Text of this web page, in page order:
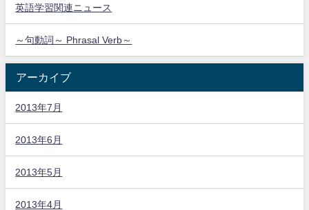
英語学習関連ニュース
～句動詞～ Phrasal Verb～
アーカイブ
2013年7月
2013年6月
2013年5月
2013年4月